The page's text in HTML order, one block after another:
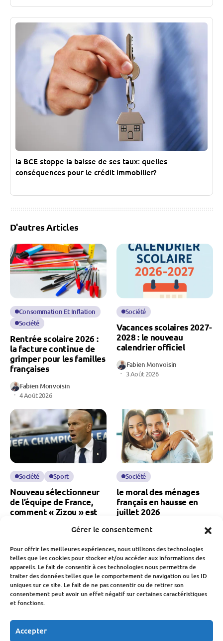
Gérer le consentement
Pour offrir les meilleures expériences, nous utilisons des technologies
telles que les cookies pour stocker et/ou accéder aux informations des
appareils. Le fait de consentir à ces technologies nous permettra de
traiter des données telles que le comportement de navigation ou les ID
uniques sur ce site. Le fait de ne pas consentir ou de retirer son
consentement peut avoir un effet négatif sur certaines caractéristiques
et fonctions.
Accepter
la BCE stoppe la baisse de ses taux: quelles
conséquences pour le crédit immobilier?
D'autres Articles
Consommation Et Inflation
Société
Rentrée scolaire 2026 :
la facture continue de
grimper pour les familles
françaises
Fabien Monvoisin
4 Août 2026
Société
Vacances scolaires 2027-
2028 : le nouveau
calendrier officiel
Fabien Monvoisin
3 Août 2026
Société Sport
Nouveau sélectionneur
de l’équipe de France,
comment « Zizou » est
grandes marques du
Fabien Monvoisin
1 Août 2026
Société
le moral des ménages
français en hausse en
juillet 2026
Fabien Monvoisin